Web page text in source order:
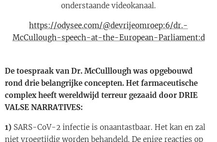
onderstaande videokanaal.
https://odysee.com/@devrijeomroep:6/dr.-
McCullough-speech-at-the-European-Parliament:d
De toespraak van Dr. McCulllough was opgebouwd
rond drie belangrijke concepten. Het farmaceutische
complex heeft wereldwijd terreur gezaaid door DRIE
VALSE NARRATIVES:
1) SARS-CoV-2 infectie is onaantastbaar. Het kan en zal
niet vroegtijdig worden behandeld. De enige reacties op